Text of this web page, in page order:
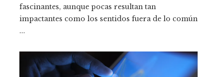
fascinantes, aunque pocas resultan tan
impactantes como los sentidos fuera de lo común
...